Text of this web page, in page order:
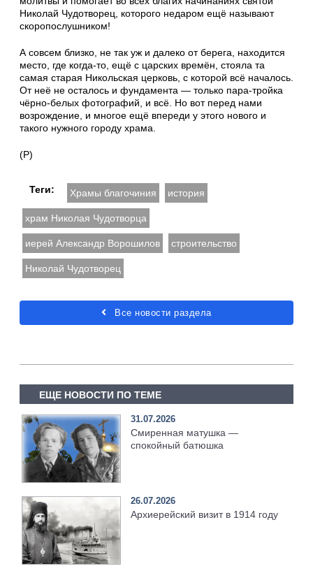
Николай Чудотворец, которого недаром ещё называют
скоропослушником!
А совсем близко, не так уж и далеко от берега, находится
место, где когда-то, ещё с царских времён, стояла та
самая старая Никольская церковь, с которой всё началось.
От неё не осталось и фундамента — только пара-тройка
чёрно-белых фотографий, и всё. Но вот перед нами
возрождение, и многое ещё впереди у этого нового и
такого нужного городу храма.
(Р)
Теги: Храмы благочиния история
храм Николая Чудотворца
иерей Александр Ворошилов строительство
Николай Чудотворец
Все новости раздела
ЕЩЕ НОВОСТИ ПО ТЕМЕ
31.07.2026
Смиренная матушка —
спокойный батюшка
26.07.2026
Архиерейский визит в 1914 году